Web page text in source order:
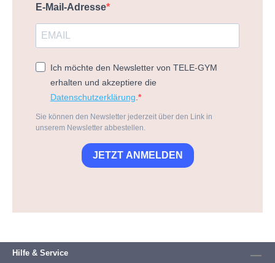
E-Mail-Adresse
Ich möchte den Newsletter von TELE-GYM
erhalten und akzeptiere die
Datenschutzerklärung
Sie können den Newsletter jederzeit über den Link in
unserem Newsletter abbestellen.
JETZT ANMELDEN
Hilfe & Service